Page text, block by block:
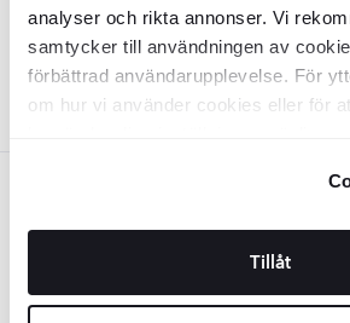
analyser och rikta annonser. Vi
samtycker till användningen av
förbättrad användarupplevelse. För
om hur vi använder cookies eller för
Tillåt
826SEK1209SEK-32%
LÄGG I VARUKORG
INIL0021
Blank
INIL0013